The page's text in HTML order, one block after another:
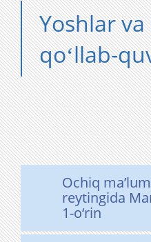
Yoshlar
qoʻllab-
Ochiq
reytingida
1-o‘rin